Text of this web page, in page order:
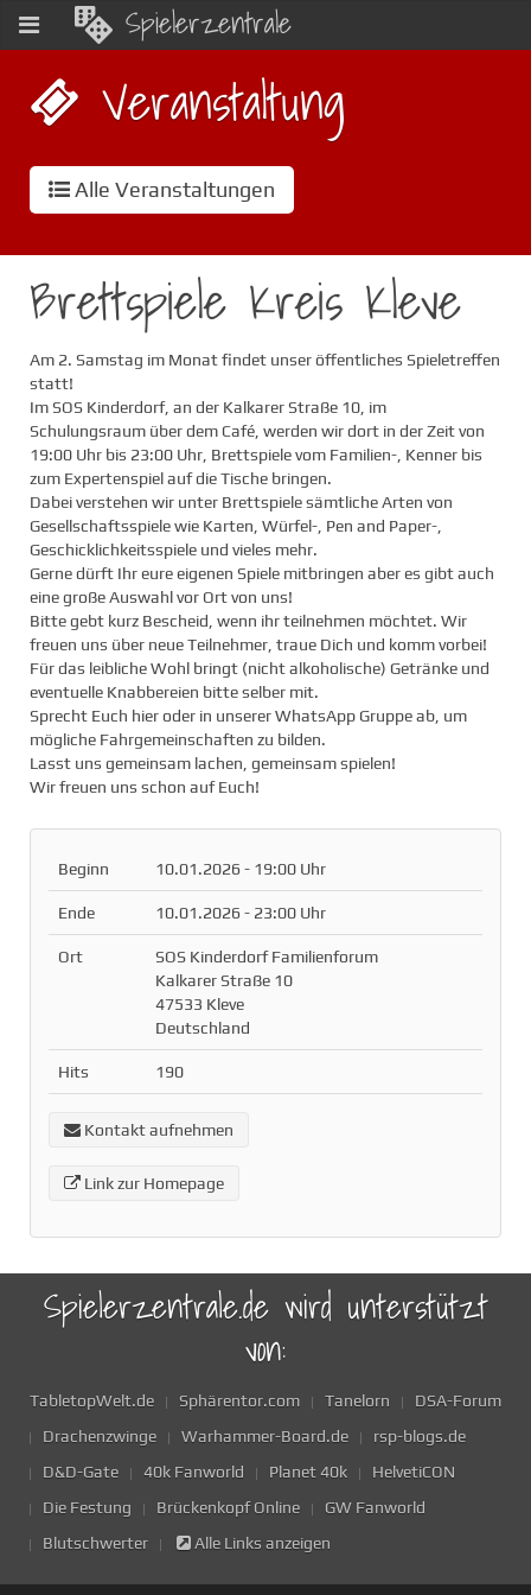
Spielerzentrale
Veranstaltung
Alle Veranstaltungen
Brettspiele Kreis Kleve
Am 2. Samstag im Monat findet unser öffentliches Spieletreffen
statt!
Im SOS Kinderdorf, an der Kalkarer Straße 10, im
Schulungsraum über dem Café, werden wir dort in der Zeit von
19:00 Uhr bis 23:00 Uhr, Brettspiele vom Familien-, Kenner bis
zum Expertenspiel auf die Tische bringen.
Dabei verstehen wir unter Brettspiele sämtliche Arten von
Gesellschaftsspiele wie Karten, Würfel-, Pen and Paper-,
Geschicklichkeitsspiele und vieles mehr.
Gerne dürft Ihr eure eigenen Spiele mitbringen aber es gibt auch
eine große Auswahl vor Ort von uns!
Bitte gebt kurz Bescheid, wenn ihr teilnehmen möchtet. Wir
freuen uns über neue Teilnehmer, traue Dich und komm vorbei!
Für das leibliche Wohl bringt (nicht alkoholische) Getränke und
eventuelle Knabbereien bitte selber mit.
Sprecht Euch hier oder in unserer WhatsApp Gruppe ab, um
mögliche Fahrgemeinschaften zu bilden.
Lasst uns gemeinsam lachen, gemeinsam spielen!
Wir freuen uns schon auf Euch!
Beginn 10.01.2026 - 19:00 Uhr
Ende 10.01.2026 - 23:00 Uhr
Ort
SOS Kinderdorf Familienforum
Kalkarer Straße 10
47533 Kleve
Deutschland
Hits 190
Kontakt aufnehmen
Link zur Homepage
Spielerzentrale.de wird unterstützt
von:
TabletopWelt.de Sphärentor.com Tanelorn
DSA-Forum
Drachenzwinge
Warhammer-Board.de
rsp-blogs.de
D&D-Gate
40k Fanworld Planet 40k
HelvetiCON
Die Festung
Brückenkopf Online
GW Fanworld
Blutschwerter
Alle Links anzeigen